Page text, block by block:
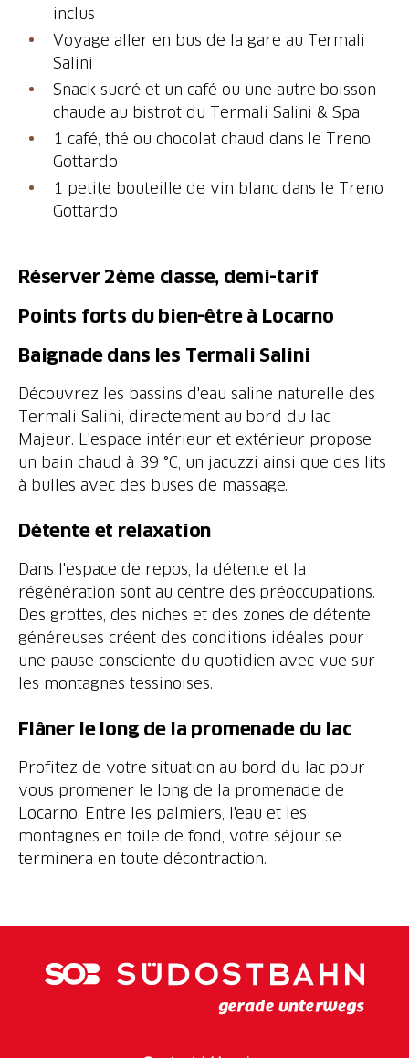
inclus
Voyage aller en bus de la gare au Termali
Salini
Snack sucré et un café ou une autre boisson
chaude au bistrot du Termali Salini & Spa
1 café, thé ou chocolat chaud dans le Treno
Gottardo
1 petite bouteille de vin blanc dans le Treno
Gottardo
Réserver 2ème classe, demi-tarif
Points forts du bien-être à Locarno
Découvrez les bassins d'eau saline naturelle des
Termali Salini, directement au bord du lac
Majeur. L'espace intérieur et extérieur propose
un bain chaud à 39 °C, un jacuzzi ainsi que des lits
Dans l'espace de repos, la détente et la
régénération sont au centre des préoccupations.
Des grottes, des niches et des zones de détente
généreuses créent des conditions idéales pour
une pause consciente du quotidien avec vue sur
Flâner le long de la promenade du lac
Profitez de votre situation au bord du lac pour
vous promener le long de la promenade de
Locarno. Entre les palmiers, l'eau et les
montagnes en toile de fond, votre séjour se